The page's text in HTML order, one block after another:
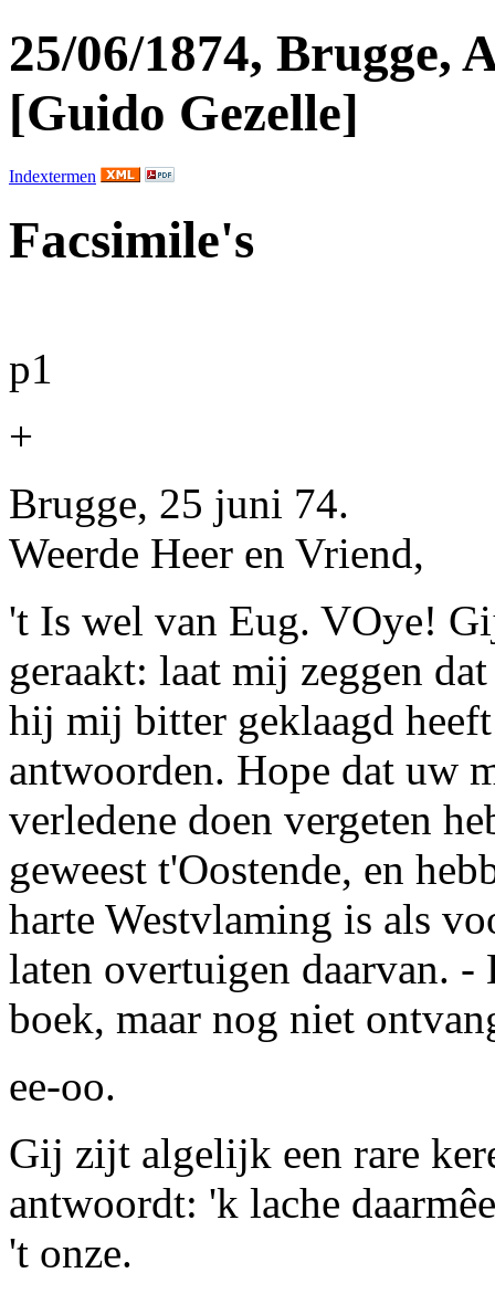
25/06/1874, Brugge,
[Guido Gezelle]
Indextermen
Facsimile's
p1
+
Brugge, 25 juni 74.
Weerde Heer en Vriend,
't Is wel van Eug. VOye!
geraakt: laat mij zeggen
hij mij bitter geklaagd
antwoorden. Hope dat uw
verledene doen vergeten
geweest t'Oostende, en
harte Westvlaming is als
laten overtuigen daarvan.
boek, maar nog niet
ee-oo.
Gij zijt algelijk een rare
antwoordt: 'k lache
't onze.